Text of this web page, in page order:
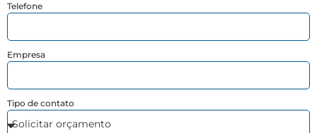
Telefone
Empresa
Tipo de contato